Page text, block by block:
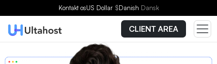
Kontakt osUS Dollar $Danish Dansk
CLIENT AREA